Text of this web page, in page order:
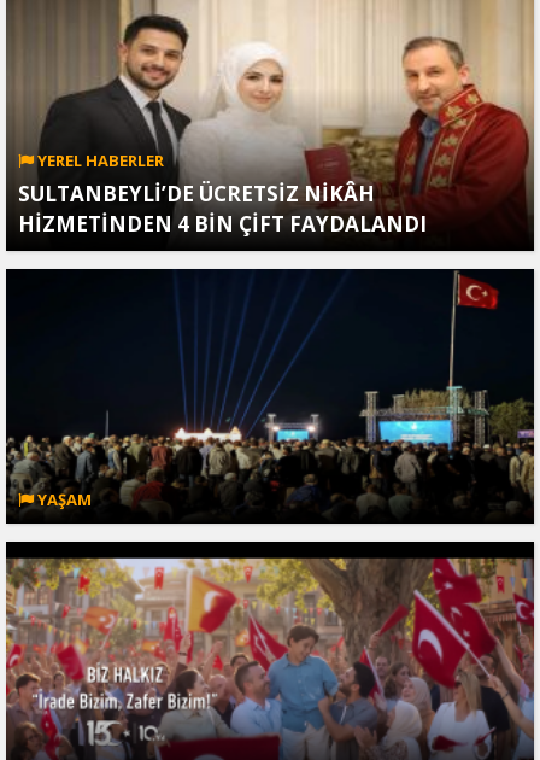
YEREL HABERLER
SULTANBEYLİ’DE ÜCRETSİZ NİKÂH
HİZMETİNDEN 4 BİN ÇİFT FAYDALANDI
YAŞAM